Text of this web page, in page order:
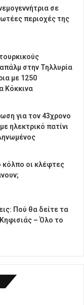
σε
περιοχές της
στην Τηλλυρία
με 1250
Κόκκινα
για τον 43χρονο
ηλεκτρικό πατίνι
κόλπο οι κλέφτες
Πού θα δείτε τα
– Όλο το